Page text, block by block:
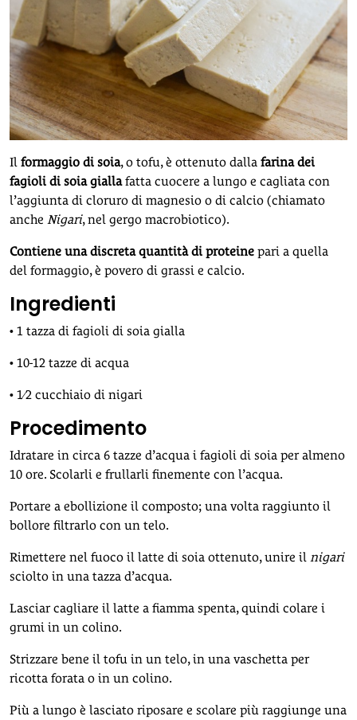
Il formaggio di soia, o tofu, è ottenuto dalla farina dei
fagioli di soia giallafatta cuocere a lungo e cagliata con
l’aggiunta di cloruro di magnesio o di calcio (chiamato
anche Nigari, nel gergo macrobiotico).
Contiene una discreta quantità di proteine pari a quella
del formaggio, è povero di grassi e calcio.
Ingredienti
• 1 tazza di fagioli di soia gialla
• 10-12 tazze di acqua
• 1⁄2 cucchiaio di nigari
Procedimento
Idratare in circa 6 tazze d’acqua i fagioli di soia per almeno
10 ore. Scolarli e frullarli finemente con l’acqua.
Portare a ebollizione il composto; una volta raggiunto il
bollore filtrarlo con un telo.
Rimettere nel fuoco il latte di soia ottenuto, unire il nigari
sciolto in una tazza d’acqua.
Lasciar cagliare il latte a fiamma spenta, quindi colare i
grumi in un colino.
Strizzare bene il tofu in un telo, in una vaschetta per
ricotta forata o in un colino.
Più a lungo è lasciato riposare e scolare più raggiunge una